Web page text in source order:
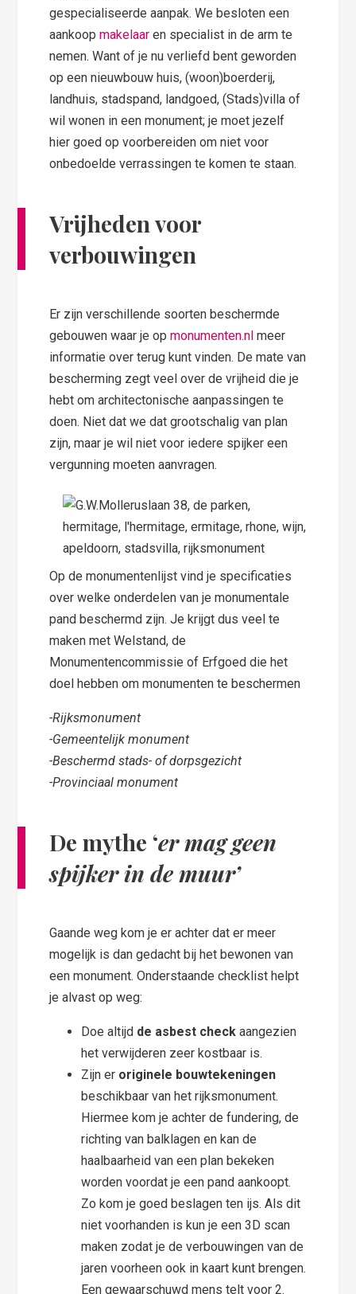
gespecialiseerde aanpak. We besloten een
aankoopmakelaaren specialist in de arm te
nemen. Want of je nu verliefd bent geworden
op een nieuwbouw huis, (woon)boerderij,
landhuis, stadspand, landgoed, (Stads)villa of
wil wonen in een monument; je moet jezelf
hier goed op voorbereiden om niet voor
onbedoelde verrassingen te komen te staan.
Vrijheden voor
verbouwingen
Er zijn verschillende soorten beschermde
gebouwen waar je opmonumenten.nl meer
informatie over terug kunt vinden. De mate van
bescherming zegt veel over de vrijheid die je
hebt om architectonische aanpassingen te
doen. Niet dat we dat grootschalig van plan
zijn, maar je wil niet voor iedere spijker een
vergunning moeten aanvragen.
Op de monumentenlijst vind je specificaties
over welke onderdelen van je monumentale
pand beschermd zijn. Je krijgt dus veel te
maken met Welstand, de
Monumentencommissie of Erfgoed die het
doel hebben om monumenten te beschermen
-Rijksmonument
-Gemeentelijk monument
-Beschermd stads- of dorpsgezicht
-Provinciaal monument
De mythe ‘er mag geen
spijker in de muur’
Gaande weg kom je er achter dat er meer
mogelijk is dan gedacht bij het bewonen van
een monument. Onderstaande checklist helpt
je alvast op weg:
Doe altijd de asbest check aangezien
het verwijderen zeer kostbaar is.
Zijn er originele bouwtekeningen
beschikbaar van het rijksmonument.
Hiermee kom je achter de fundering, de
richting van balklagen en kan de
haalbaarheid van een plan bekeken
worden voordat je een pand aankoopt.
Zo kom je goed beslagen ten ijs. Als dit
niet voorhanden is kun je een 3D scan
maken zodat je de verbouwingen van de
jaren voorheen ook in kaart kunt brengen.
Een gewaarschuwd mens telt voor 2.